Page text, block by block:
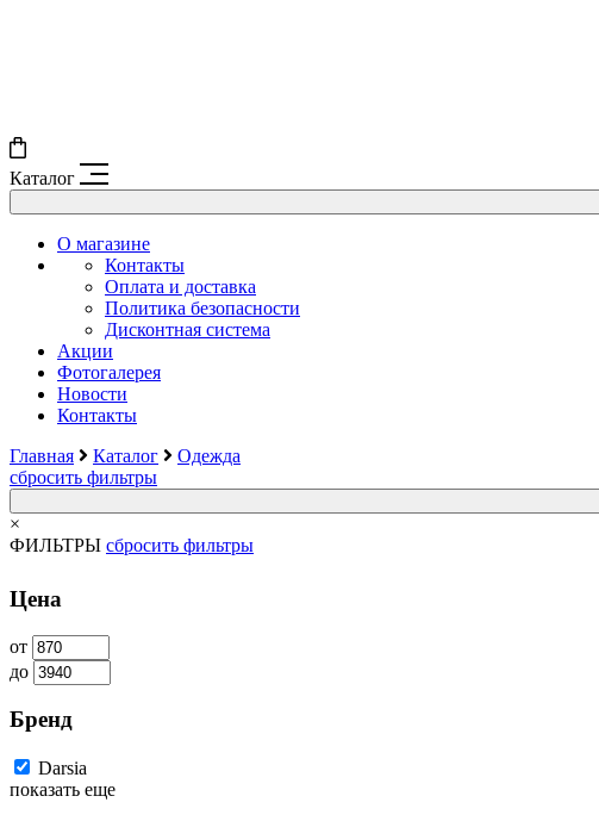
Каталог
О магазине
Контакты
Оплата и доставка
Политика безопасности
Дисконтная система
Акции
Фотогалерея
Новости
Контакты
Главная
Каталог
Одежда
сбросить фильтры
×
ФИЛЬТРЫ сбросить фильтры
Цена
от
до
Бренд
Darsia
показать еще